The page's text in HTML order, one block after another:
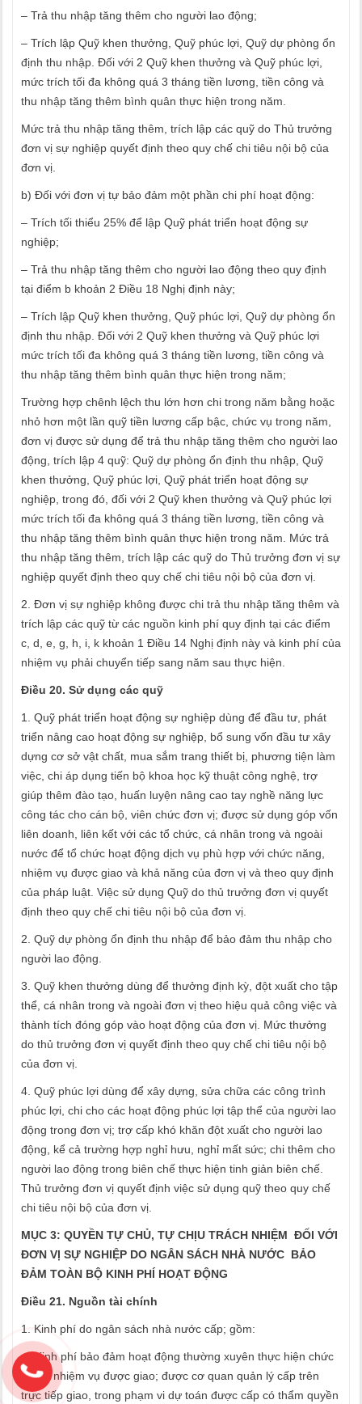
– Trả thu nhập tăng thêm cho người lao động;
– Trích lập Quỹ khen thưởng, Quỹ phúc lợi, Quỹ dự phòng ổn
định thu nhập. Đối với 2 Quỹ khen thưởng và Quỹ phúc lợi,
mức trích tối đa không quá 3 tháng tiền lương, tiền công và
thu nhập tăng thêm bình quân thực hiện trong năm.
Mức trả thu nhập tăng thêm, trích lập các quỹ do Thủ trưởng
đơn vị sự nghiệp quyết định theo quy chế chi tiêu nội bộ của
đơn vị.
b) Đối với đơn vị tự bảo đảm một phần chi phí hoạt động:
– Trích tối thiểu 25% để lập Quỹ phát triển hoạt động sự
nghiệp;
– Trả thu nhập tăng thêm cho người lao động theo quy định
tại điểm b khoản 2 Điều 18 Nghị định này;
– Trích lập Quỹ khen thưởng, Quỹ phúc lợi, Quỹ dự phòng ổn
định thu nhập. Đối với 2 Quỹ khen thưởng và Quỹ phúc lợi
mức trích tối đa không quá 3 tháng tiền lương, tiền công và
thu nhập tăng thêm bình quân thực hiện trong năm;
Trường hợp chênh lệch thu lớn hơn chi trong năm bằng hoặc
nhỏ hơn một lần quỹ tiền lương cấp bậc, chức vụ trong năm,
đơn vị được sử dụng để trả thu nhập tăng thêm cho người lao
động, trích lập 4 quỹ: Quỹ dự phòng ổn định thu nhập, Quỹ
khen thưởng, Quỹ phúc lợi, Quỹ phát triển hoạt động sự
nghiệp, trong đó, đối với 2 Quỹ khen thưởng và Quỹ phúc lợi
mức trích tối đa không quá 3 tháng tiền lương, tiền công và
thu nhập tăng thêm bình quân thực hiện trong năm. Mức trả
thu nhập tăng thêm, trích lập các quỹ do Thủ trưởng đơn vị sự
nghiệp quyết định theo quy chế chi tiêu nội bộ của đơn vị.
2. Đơn vị sự nghiệp không được chi trả thu nhập tăng thêm và
trích lập các quỹ từ các nguồn kinh phí quy định tại các điểm
c, d, e, g, h, i, k khoản 1 Điều 14 Nghị định này và kinh phí của
nhiệm vụ phải chuyển tiếp sang năm sau thực hiện.
Điều 20. Sử dụng các quỹ
1. Quỹ phát triển hoạt động sự nghiệp dùng để đầu tư, phát
triển nâng cao hoạt động sự nghiệp, bổ sung vốn đầu tư xây
dựng cơ sở vật chất, mua sắm trang thiết bị, phương tiện làm
việc, chi áp dụng tiến bộ khoa học kỹ thuật công nghệ, trợ
giúp thêm đào tạo, huấn luyện nâng cao tay nghề năng lực
công tác cho cán bộ, viên chức đơn vị; được sử dụng góp vốn
liên doanh, liên kết với các tổ chức, cá nhân trong và ngoài
nước để tổ chức hoạt động dịch vụ phù hợp với chức năng,
nhiệm vụ được giao và khả năng của đơn vị và theo quy định
của pháp luật. Việc sử dụng Quỹ do thủ trưởng đơn vị quyết
định theo quy chế chi tiêu nội bộ của đơn vị.
2. Quỹ dự phòng ổn định thu nhập để bảo đảm thu nhập cho
người lao động.
3. Quỹ khen thưởng dùng để thưởng định kỳ, đột xuất cho tập
thể, cá nhân trong và ngoài đơn vị theo hiệu quả công việc và
thành tích đóng góp vào hoạt động của đơn vị. Mức thưởng
do thủ trưởng đơn vị quyết định theo quy chế chi tiêu nội bộ
của đơn vị.
4. Quỹ phúc lợi dùng để xây dựng, sửa chữa các công trình
phúc lợi, chi cho các hoạt động phúc lợi tập thể của người lao
động trong đơn vị; trợ cấp khó khăn đột xuất cho người lao
động, kể cả trường hợp nghỉ hưu, nghỉ mất sức; chi thêm cho
người lao động trong biên chế thực hiện tinh giản biên chế.
Thủ trưởng đơn vị quyết định việc sử dụng quỹ theo quy chế
chi tiêu nội bộ của đơn vị.
MỤC 3: QUYỀN TỰ CHỦ, TỰ CHỊU TRÁCH NHIỆM ĐỐI VỚI
ĐƠN VỊ SỰ NGHIỆP DO NGÂN SÁCH NHÀ NƯỚC BẢO
ĐẢM TOÀN BỘ KINH PHÍ HOẠT ĐỘNG
Điều 21. Nguồn tài chính
1. Kinh phí do ngân sách nhà nước cấp; gồm:
a) Kinh phí bảo đảm hoạt động thường xuyên thực hiện chức
năng, nhiệm vụ được giao; được cơ quan quản lý cấp trên
trực tiếp giao, trong phạm vi dự toán được cấp có thẩm quyền